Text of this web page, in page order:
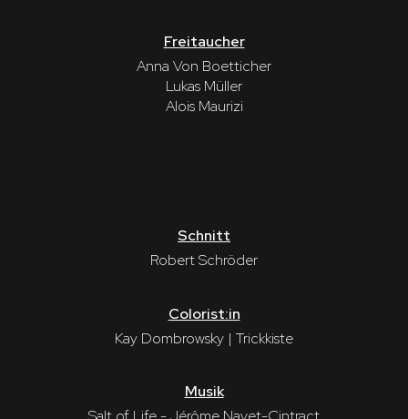
Freitaucher
Anna Von Boetticher
Lukas Müller
Alois Maurizi
Schnitt
Robert Schröder
Colorist:in
Kay Dombrowsky | Trickkiste
Musik